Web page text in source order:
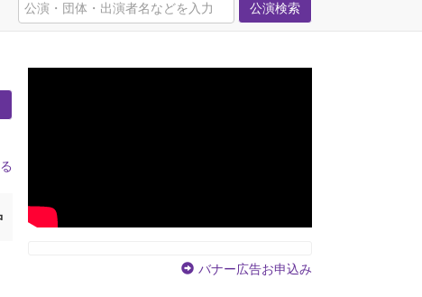
公演検索
バナー広告お申込み